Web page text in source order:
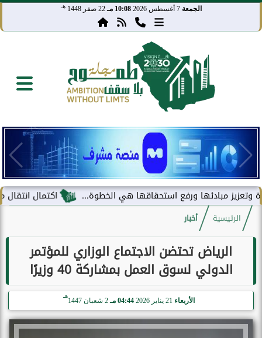
الجمعة 7 أغسطس 2026 10:08 مـ 22 صفر 1448 هـ
اكتمال انتقال مركز مبادئها ورفع استحقاقها هي الخطوة...
الرئيسية أخبار
الرياض تحتضن الاجتماع الوزاري للمؤتمر
الدولي لسوق العمل بمشاركة 40 وزيرًا
الأربعاء 04:44 مـ 2 شعبان 1447
هـ